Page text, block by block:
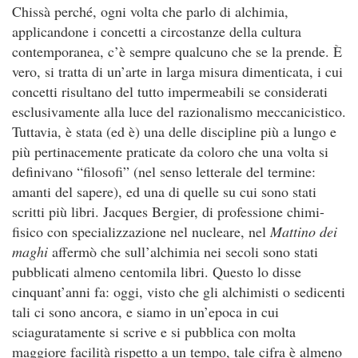
Chissà perché, ogni volta che parlo di alchimia,
applicandone i concetti a circostanze della cultura
contemporanea, c’è sempre qualcuno che se la prende. È
vero, si tratta di un’arte in larga misura dimenticata, i cui
concetti risultano del tutto impermeabili se considerati
esclusivamente alla luce del razionalismo meccanicistico.
Tuttavia, è stata (ed è) una delle discipline più a lungo e
più pertinacemente praticate da coloro che una volta si
definivano “filosofi” (nel senso letterale del termine:
amanti del sapere), ed una di quelle su cui sono stati
scritti più libri. Jacques Bergier, di professione chimi-
fisico con specializzazione nel nucleare, nel Mattino dei
maghi affermò che sull’alchimia nei secoli sono stati
pubblicati almeno centomila libri. Questo lo disse
cinquant’anni fa: oggi, visto che gli alchimisti o sedicenti
tali ci sono ancora, e siamo in un’epoca in cui
sciaguratamente si scrive e si pubblica con molta
maggiore facilità rispetto a un tempo, tale cifra è almeno